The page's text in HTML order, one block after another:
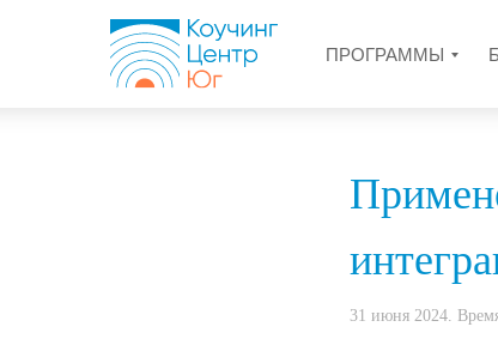
ПРОГРАММЫ
31 июня 2024.